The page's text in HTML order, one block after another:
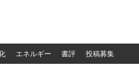
エネルギー 書評 投稿募集